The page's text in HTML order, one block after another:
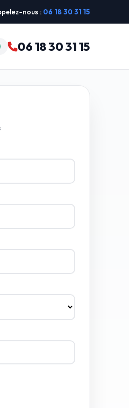
nous : 06 18 30 31 15
06 18 30 31 15